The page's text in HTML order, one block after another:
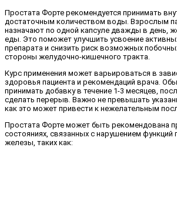
Простата Форте рекомендуется принимать
достаточным количеством воды. Взрослым
назначают по одной капсуле дважды в день,
еды. Это поможет улучшить усвоение
препарата и снизить риск возможных
стороны желудочно-кишечного тракта.
Курс применения может варьироваться в
здоровья пациента и рекомендаций врача.
принимать добавку в течение 1-3 месяцев,
сделать перерыв. Важно не превышать
как это может привести к нежелательным
Простата Форте может быть рекомендована
состояниях, связанных с нарушением функций
железы, таких как: